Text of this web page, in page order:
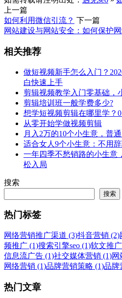
上一篇
如何利用微信引流？ 下一篇
网站建设与网站安全：如何保护
相关推荐
做短视频新手怎么入门？
白快速上手
剪辑视频教学入门零基础，
剪辑培训班一般学费多少?
想学短视频剪辑在哪里学？
从零开始学做视频剪辑
月入2万的10个小生意，普
适合女人9个小生意：不用
一年四季不愁销路的小生意
松入局
搜索
搜索
热门标签
网络营销推广渠道 (3)抖音营销 (2)
频推广 (1)搜索引擎seo (1)软文推
信息流广告 (1)社交媒体营销 (1)网
网络营销 (1)品牌营销策略 (1)品牌
热门文章